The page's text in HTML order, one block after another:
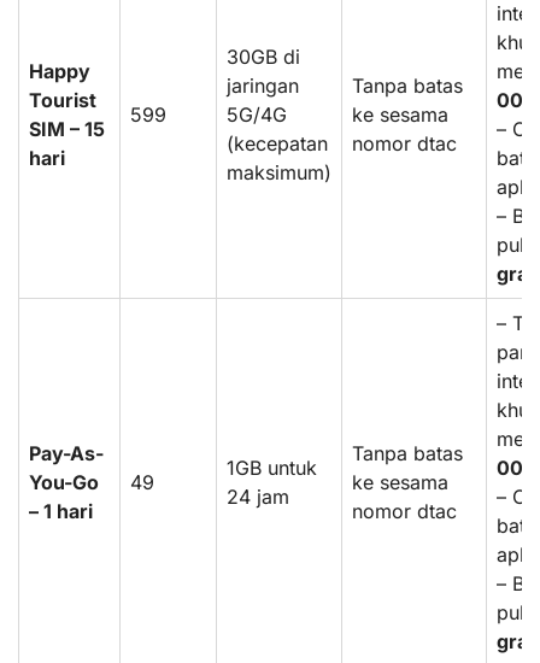
Happy
Tourist
SIM – 15
hari
599
30GB di
jaringan
5G/4G
(kecepatan
maksimum)
Tanpa batas
ke sesama
nomor dtac
–
–
Pay-As-
You-Go
– 1 hari
49
1GB untuk
24 jam
Tanpa batas
ke sesama
nomor dtac
–
–
–